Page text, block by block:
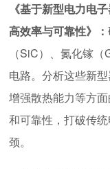
《基于新型电力电
高效率与可靠性》：
（SiC）、氮化镓
电路。分析这些新
增强散热能力等方
和可靠性，打破传
颈。